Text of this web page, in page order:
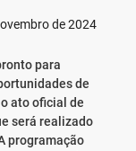
de 2024
para
de
ato oficial de
será realizado
programação